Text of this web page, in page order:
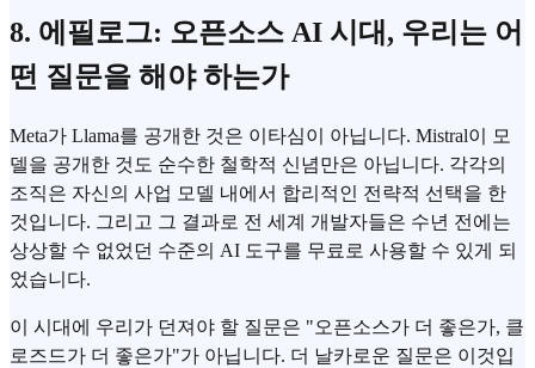
8. 에필로그: 오픈소스 AI 시대, 우리는 어
떤 질문을 해야 하는가
Meta가 Llama를 공개한 것은 이타심이 아닙니다. Mistral이 모
델을 공개한 것도 순수한 철학적 신념만은 아닙니다. 각각의
조직은 자신의 사업 모델 내에서 합리적인 전략적 선택을 한
것입니다. 그리고 그 결과로 전 세계 개발자들은 수년 전에는
상상할 수 없었던 수준의 AI 도구를 무료로 사용할 수 있게 되
었습니다.
이 시대에 우리가 던져야 할 질문은 "오픈소스가 더 좋은가, 클
로즈드가 더 좋은가"가 아닙니다. 더 날카로운 질문은 이것입